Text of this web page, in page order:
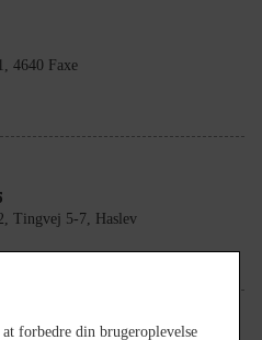
4640 Faxe
Tingvej 5-7, Haslev
forbedre din brugeroplevelse